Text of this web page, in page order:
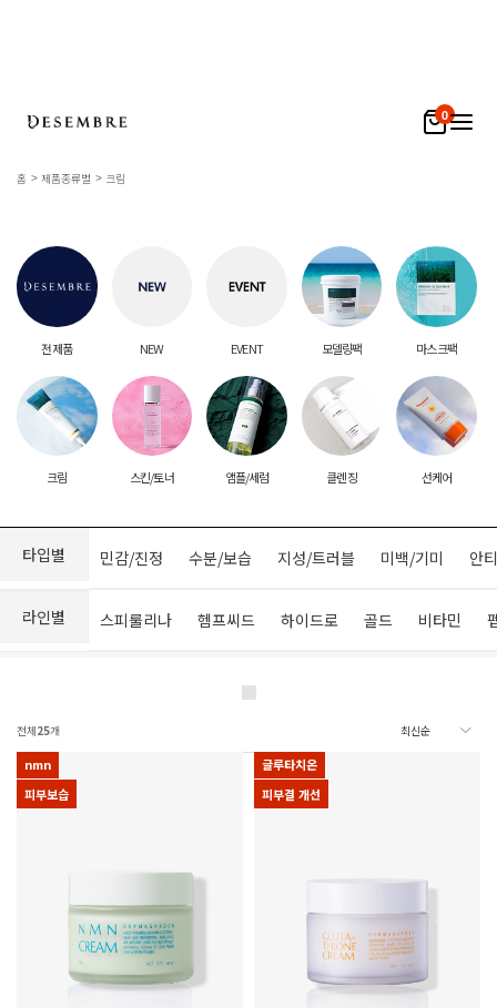
0
홈 제품종류별 크림
전 제품 NEW EVENT 모델링팩 마스크팩
크림 스킨/토너 앰플/세럼 클렌징 선케어
타입별 민감/진정 수분/보습 지성/트러블 미백/기미 안
라인별 스피룰리나 헴프씨드 하이드로 골드 비타민
전체25개
nmn
피부보습
글루타치온
피부결 개선